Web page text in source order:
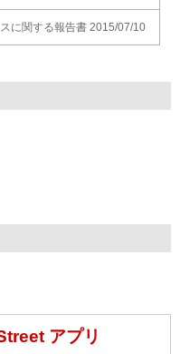
に関する報告書 2015/07/10
アプリ